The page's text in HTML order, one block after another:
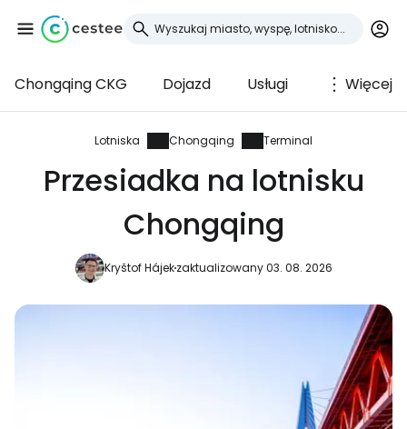
Chongqing CKG Dojazd Usługi Więcej
Lotniska Chongqing Terminal
Przesiadka na lotnisku
Chongqing
Kryštof Hájekzaktualizowany 03. 08. 2026
Zaloguj się do
Cestee
... światowej społeczności podróżniczej
Kontynuuj z Google